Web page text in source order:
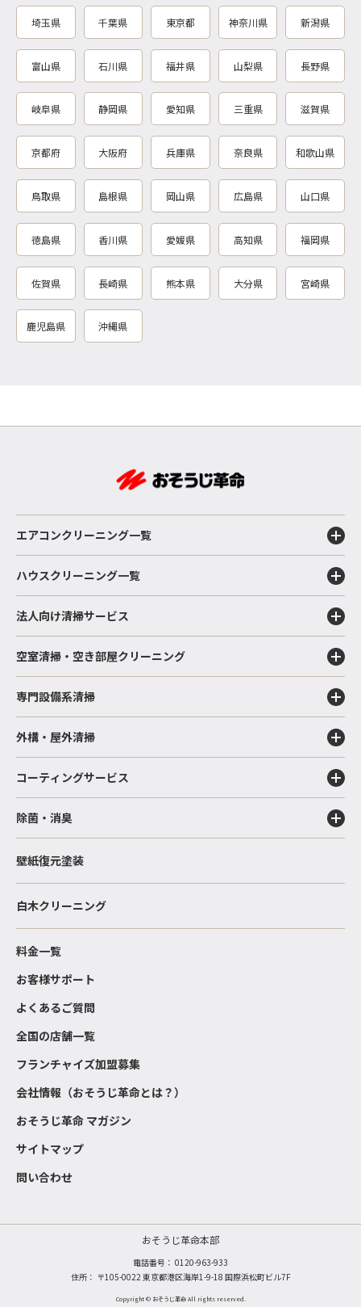
埼玉県 千葉県 東京都 神奈川県 新潟県
富山県 石川県 福井県 山梨県 長野県
岐阜県 静岡県 愛知県 三重県 滋賀県
京都府 大阪府 兵庫県 奈良県 和歌山県
鳥取県 島根県 岡山県 広島県 山口県
徳島県 香川県 愛媛県 高知県 福岡県
佐賀県 長崎県 熊本県 大分県 宮崎県
鹿児島県 沖縄県
エアコンクリーニング一覧
ハウスクリーニング一覧
法人向け清掃サービス
空室清掃・空き部屋クリーニング
専門設備系清掃
外構・屋外清掃
コーティングサービス
除菌・消臭
壁紙復元塗装
白木クリーニング
料金一覧
お客様サポート
よくあるご質問
全国の店舗一覧
フランチャイズ加盟募集
会社情報（おそうじ革命とは？）
おそうじ革命 マガジン
サイトマップ
問い合わせ
おそうじ革命本部
電話番号： 0120-963-933
住所： 〒105-0022 東京都港区海岸1-9-18 国際浜松町ビル7F
Copyright © おそうじ革命 All rights reserved.